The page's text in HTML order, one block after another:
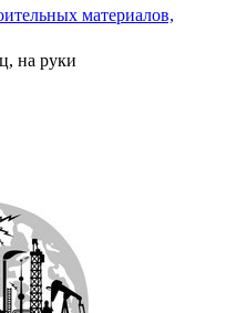
материалов,
на руки